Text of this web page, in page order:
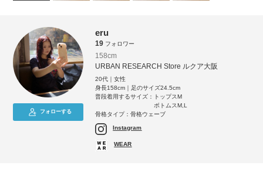
フォローする
eru
19 フォロワー
158cm
URBAN RESEARCH Store ルクア大阪
20代｜女性
身長158cm｜足のサイズ24.5cm
普段着用するサイズ：
トップスM
ボトムスM,L
骨格タイプ：骨格ウェーブ
Instagram
WEAR